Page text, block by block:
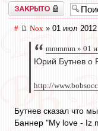
Закрыто
# Nox » 01 июл 2012
mmmmm » 01
Юрий Бутнев о
http://
Бутнев сказал что
Баннер "My love - Iz